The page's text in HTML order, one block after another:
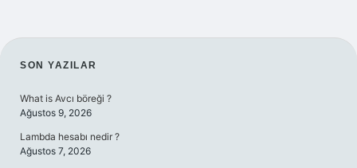
SIDEBAR
SON YAZILAR
What is Avcı böreği ?
Ağustos 9, 2026
Lambda hesabı nedir ?
Ağustos 7, 2026